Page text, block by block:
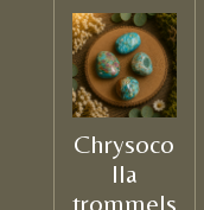
Chrysoco
lla
trommels